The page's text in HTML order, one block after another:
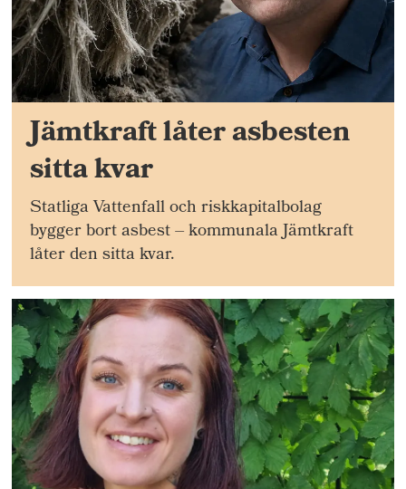
Jämtkraft låter asbesten
sitta kvar
Statliga Vattenfall och riskkapitalbolag
bygger bort asbest – kommunala Jämtkraft
låter den sitta kvar.